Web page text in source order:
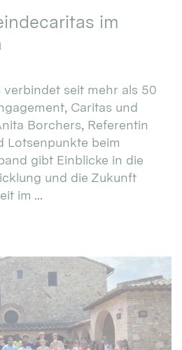
im
verbindet seit mehr als 50
Caritas und
Borchers, Referentin
Lotsenpunkte beim
gibt Einblicke in die
und die Zukunft
im ...